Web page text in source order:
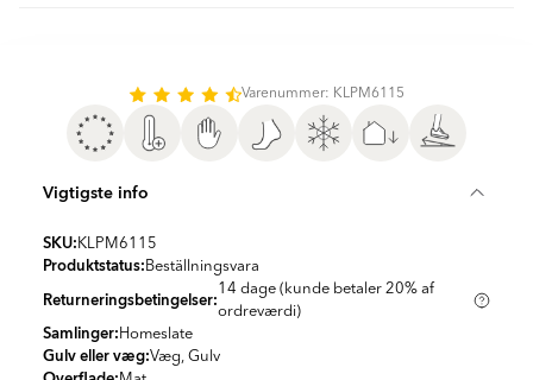
Rengøring & Vedligeholdelse
169DKK
fr. 38DKK
Varenummer: KLPM6115
Vigtigste info
SKU: KLPM6115
Produktstatus: Beställningsvara
Returneringsbetingelser:14 dage (kunde betaler 20% af
ordreværdi)
Samlinger: Homeslate
Gulv eller væg:Væg, Gulv